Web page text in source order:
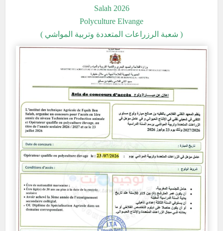
Salah 2026
Polyculture Elvange
( شعبة الرزراعات المتعددة وتربية المواشي )